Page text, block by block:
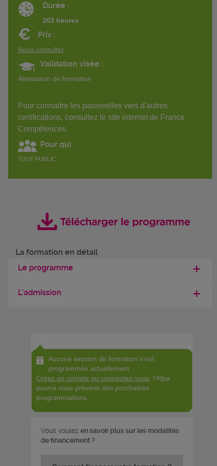
Durée :
203 heures
€ Prix :
Nous consulter
Validation visée :
Attestation de formation
Pour connaitre les passerelles vers d'autres
certifications, consultez le site internet de France
Compétences.
Pour qui :
TOUT PUBLIC
La formation en détail
Le programme
L'admission
Aucune session de formation n'est
programmée actuellement.
Créez un compte ou connectez-vous , l'Afpa
pourra vous prévenir des prochaines
programmations.
Vous voulez en savoir plus sur les modalités
de financement ?